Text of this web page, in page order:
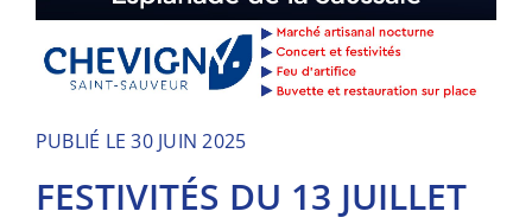
PUBLIÉ LE 30 JUIN 2025
FESTIVITÉS DU 13 JUILLET